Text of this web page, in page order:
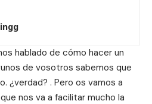
hablado de cómo hacer un
de vosotros sabemos que
¿verdad? . Pero os vamos a
nos va a facilitar mucho la